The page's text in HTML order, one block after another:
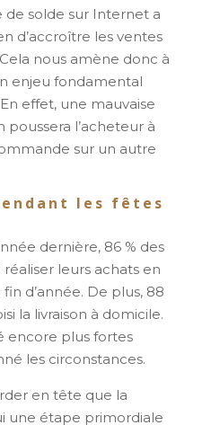
solde sur Internet a
d’accroître les ventes
nous amène donc à
enjeu fondamental
effet, une mauvaise
poussera l’acheteur à
sur un autre
les fêtes
dernière, 86 % des
leurs achats en
d’année. De plus, 88
la livraison à domicile.
encore plus fortes
les circonstances.
en tête que la
une étape primordiale